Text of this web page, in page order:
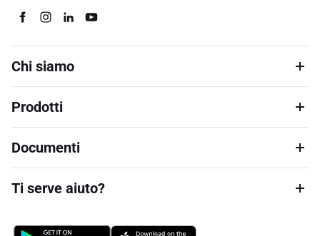
Chi siamo
Prodotti
Documenti
Ti serve aiuto?